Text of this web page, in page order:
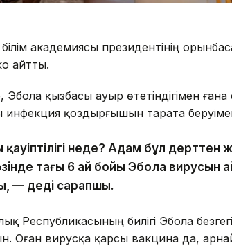
білім академиясы президентінің
айтты.
қызбасы ауыр өтетіндігімен
қоздырғышын тарата беруімен
қауіптілігі неде? Адам бұл дерттен
тағы 6 ай бойы Эбола вирусын
— деді сарапшы.
Республикасының билігі Эбола
Оған вирусқа қарсы вакцина да,